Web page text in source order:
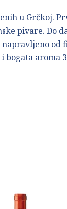
u Grčkoj.
pivare. Do
bogata aroma